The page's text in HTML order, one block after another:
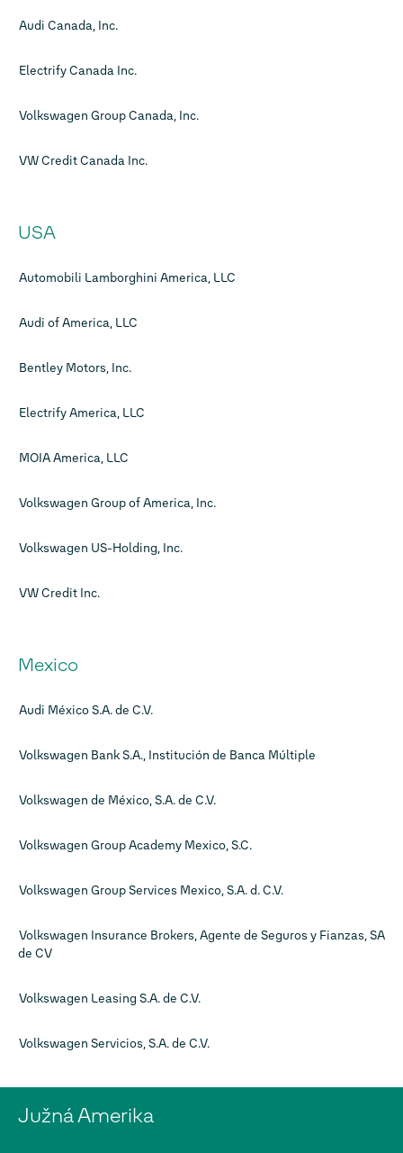
Audi Canada, Inc.
Electrify Canada Inc.
Volkswagen Group Canada, Inc.
VW Credit Canada Inc.
USA
Automobili Lamborghini America, LLC
Audi of America, LLC
Bentley Motors, Inc.
Electrify America, LLC
MOIA America, LLC
Volkswagen Group of America, Inc.
Volkswagen US-Holding, Inc.
VW Credit Inc.
Mexico
Audi México S.A. de C.V.
Volkswagen Bank S.A., Institución de Banca Múltiple
Volkswagen de México, S.A. de C.V.
Volkswagen Group Academy Mexico, S.C.
Volkswagen Group Services Mexico, S.A. d. C.V.
Volkswagen Insurance Brokers, Agente de Seguros y Fianzas, SA
de CV
Volkswagen Leasing S.A. de C.V.
Volkswagen Servicios, S.A. de C.V.
Južná Amerika